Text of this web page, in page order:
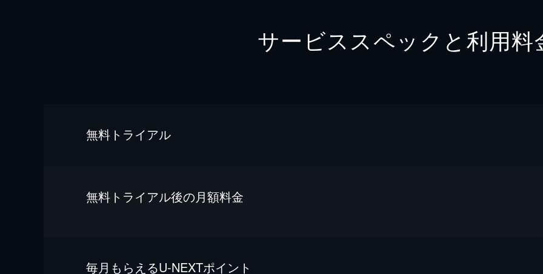
サービススペックと利用料
無料トライアル
無料トライアル後の⽉額料金
毎⽉もらえるU-NEXTポイント